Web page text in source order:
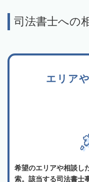
司法書士への
エリア
希望のエリアや相談し
索。該当する司法書士